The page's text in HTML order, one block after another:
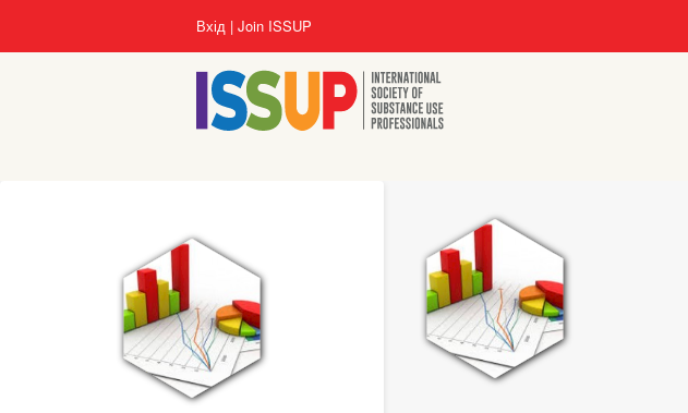
основного
Вхід Join ISSUP